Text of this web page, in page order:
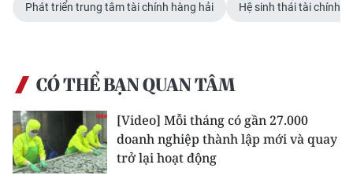
Media Khoa học - Công nghệ
Ảnh
Infographic
TIN MỚI
Phát triển trung tâm tài chính hàng hải Hệ sinh thái tài chính
CÓ THỂ BẠN QUAN TÂM
[Video] Mỗi tháng có gần 27.000
doanh nghiệp thành lập mới và quay
trở lại hoạt động